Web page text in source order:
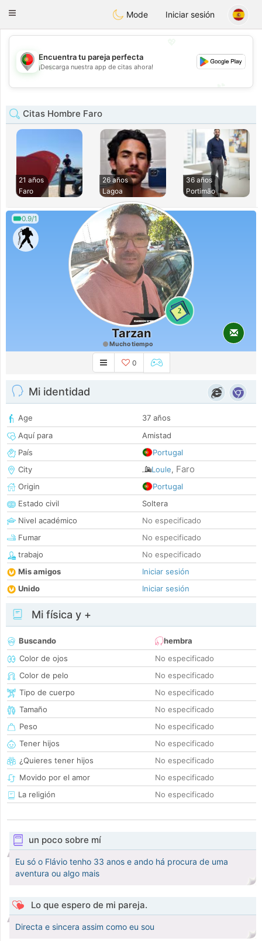
namoroPortugues
Toggle
Mode Iniciar sesión
💖
💕
Encuentra tu pareja perfecta
¡Descarga nuestra app de citas ahora!
Citas Hombre Faro
21 años
Faro
26 años
Lagoa
36 años
Portimão
0.9/1
2
Tarzan
Mucho tiempo
0
Mi identidad
Age
37 años
Aquí para
Amistad
País
Portugal
City
Loule, Faro
Origin
Portugal
Estado civil
Soltera
Nivel académico
No especificado
Fumar
No especificado
trabajo
No especificado
Mis amigos
Iniciar sesión
Unido
Iniciar sesión
Mi física y +
Buscando
hembra
Color de ojos
No especificado
Color de pelo
No especificado
Tipo de cuerpo
No especificado
Tamaño
No especificado
Peso
No especificado
Tener hijos
No especificado
¿Quieres tener hijos
No especificado
Movido por el amor
No especificado
La religión
No especificado
un poco sobre mí
Eu só o Flávio tenho 33 anos e ando há procura de uma
aventura ou algo mais
Lo que espero de mi pareja.
Directa e sincera assim como eu sou